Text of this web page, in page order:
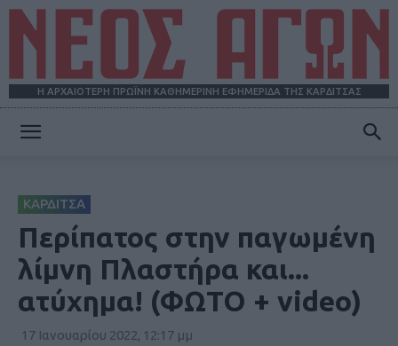
Η ΑΡΧΑΙΟΤΕΡΗ ΠΡΩΪΝΗ ΚΑΘΗΜΕΡΙΝΗ ΕΦΗΜΕΡΙΔΑ ΤΗΣ ΚΑΡΔΙΤΣΑΣ
ΚΑΡΔΙΤΣΑ
Περίπατος στην παγωμένη
λίμνη Πλαστήρα και...
ατύχημα! (ΦΩΤΟ + video)
17 Ιανουαρίου 2022, 12:17 μμ